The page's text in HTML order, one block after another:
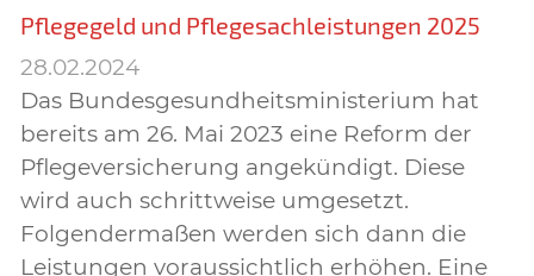
Pflegegeld und Pflegesachleistungen 2025
28.02.2024
Das Bundesgesundheitsministerium hat
bereits am 26. Mai 2023 eine Reform der
Pflegeversicherung angekündigt. Diese
wird auch schrittweise umgesetzt.
Folgendermaßen werden sich dann die
Leistungen voraussichtlich erhöhen. Eine